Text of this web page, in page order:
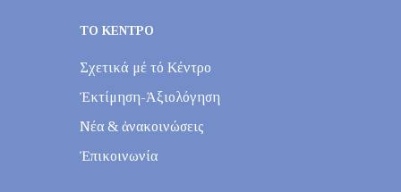
ΤΟ ΚΕΝΤΡΟ
Σχετικά μέ τό Κέντρο
Ἐκτίμηση-Ἀξιολόγηση
Νέα & ἀνακοινώσεις
Ἐπικοινωνία